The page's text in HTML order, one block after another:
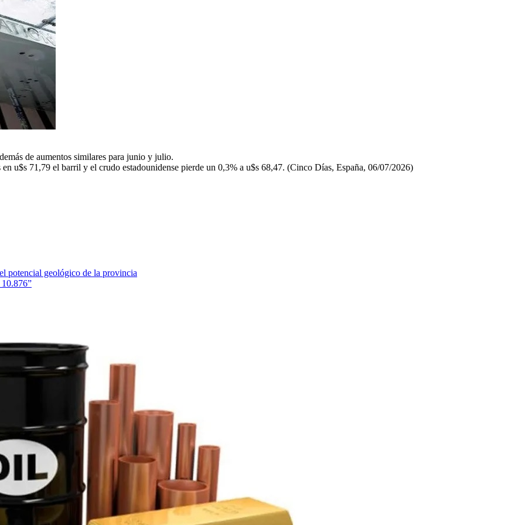
de aumentos similares para junio y julio.
u$s 71,79 el barril y el crudo estadounidense pierde un 0,3% a u$s 68,47. (Cinco Días, España, 06/07/2026)
potencial geológico de la provincia